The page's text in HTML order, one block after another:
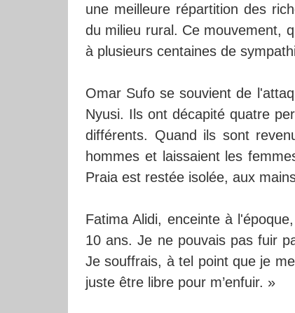
une meilleure répartition des
du milieu rural. Ce mouvement,
à plusieurs centaines de
Omar Sufo se souvient de
Nyusi. Ils ont décapité quatre
différents. Quand ils sont
hommes et laissaient les
Praia est restée isolée, aux
Fatima Alidi, enceinte à
10 ans. Je ne pouvais pas fuir
Je souffrais, à tel point que je
juste être libre pour m’enfuir. »